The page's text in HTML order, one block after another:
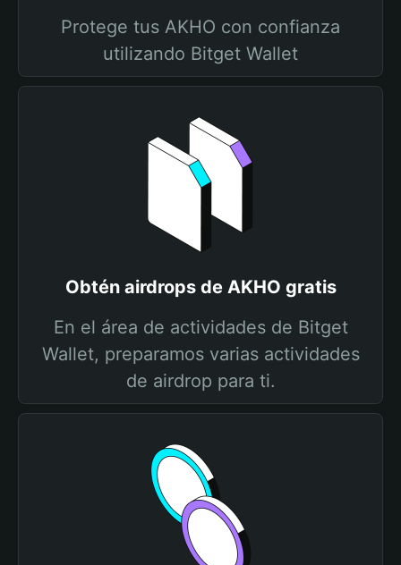
Protege tus AKHO con confianza
utilizando Bitget Wallet
Obtén airdrops de AKHO gratis
En el área de actividades de Bitget
Wallet, preparamos varias actividades
de airdrop para ti.